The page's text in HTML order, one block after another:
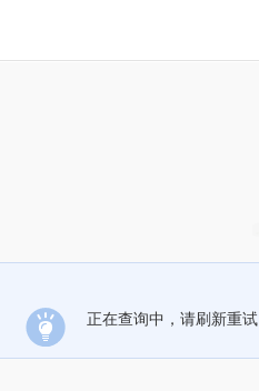
正在查询中，请刷新重试